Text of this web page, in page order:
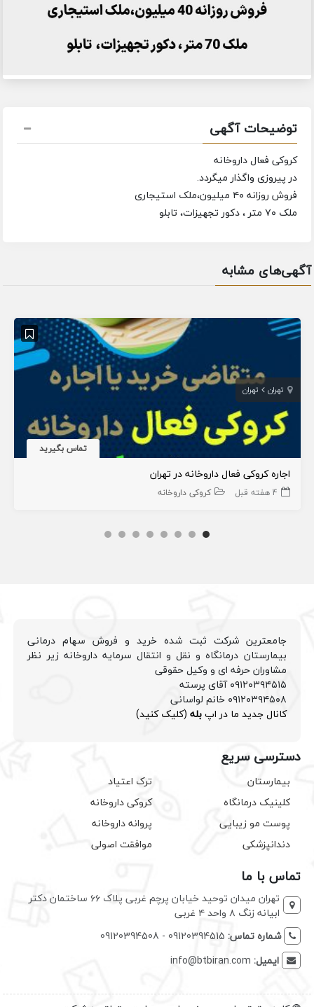
توضیحات آگهی
کروکی فعال داروخانه
در پیروزی واگذار میگردد.
فروش روزانه ۴۰ میلیون،ملک استیجاری
ملک ۷۰ متر ، دکور تجهیزات، تابلو
آگهی‌های مشابه
تهران تهران
تماس بگیرید
اجاره کروکی فعال داروخانه در تهران
4 هفته قبل کروکی داروخانه
جامعترین شرکت ثبت شده خرید و فروش سهام درمانی
بیمارستان درمانگاه و نقل و انتقال سرمایه داروخانه زیر نظر
مشاوران حرفه ای و وکیل حقوقی
۰۹۱۲۰۳۹۴۵۱۵ آقای پرسته
۰۹۱۲۰۳۹۴۵۰۸ خانم لواسانی
کانال جدید ما در اپبله (کلیک کنید)
دسترسی سریع
بیمارستان
کلینیک درمانگاه
پوست مو زیبایی
دندانپزشکی
ترک اعتیاد
کروکی داروخانه
پروانه داروخانه
موافقت اصولی
تماس با ما
تهران میدان توحید خیابان پرچم غربی پلاک ۶۶ ساختمان دکتر
ابیانه زنگ ۸ واحد ۴ غربی
شماره تماس: 09120394515 - 09120394508
ایمیل: info@btbiran.com